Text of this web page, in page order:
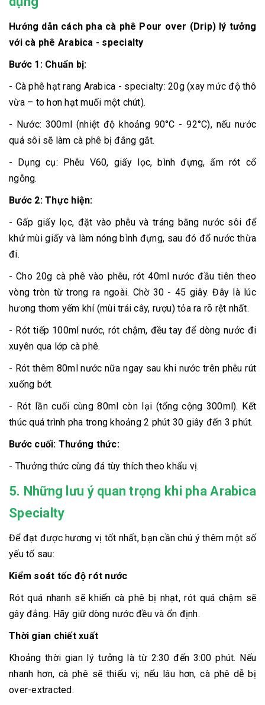
Hướng dẫn cách pha cà phê Pour over (Drip) lý tưởng
với cà phê Arabica - specialty
Bước 1: Chuẩn bị:
- Cà phê hạt rang Arabica - specialty: 20g (xay mức độ thô
vừa – to hơn hạt muối một chút).
- Nước: 300ml (nhiệt độ khoảng 90°C - 92°C), nếu nước
quá sôi sẽ làm cà phê bị đắng gắt.
- Dụng cụ: Phễu V60, giấy lọc, bình đựng, ấm rót cổ
ngỗng.
Bước 2: Thực hiện:
- Gấp giấy lọc, đặt vào phễu và tráng bằng nước sôi để
khử mùi giấy và làm nóng bình đựng, sau đó đổ nước thừa
đi.
- Cho 20g cà phê vào phễu, rót 40ml nước đầu tiên theo
vòng tròn từ trong ra ngoài. Chờ 30 - 45 giây. Đây là lúc
hương thơm yếm khí (mùi trái cây, rượu) tỏa ra rõ rệt nhất.
- Rót tiếp 100ml nước, rót chậm, đều tay để dòng nước đi
xuyên qua lớp cà phê.
- Rót thêm 80ml nước nữa ngay sau khi nước trên phễu rút
xuống bớt.
- Rót lần cuối cùng 80ml còn lại (tổng cộng 300ml). Kết
thúc quá trình pha trong khoảng 2 phút 30 giây đến 3 phút.
Bước cuối: Thưởng thức:
- Thưởng thức cùng đá tùy thích theo khẩu vị.
5. Những lưu ý quan trọng khi pha Arabica
Specialty
Để đạt được hương vị tốt nhất, bạn cần chú ý thêm một số
yếu tố sau:
Kiểm soát tốc độ rót nước
Rót quá nhanh sẽ khiến cà phê bị nhạt, rót quá chậm sẽ
gây đắng. Hãy giữ dòng nước đều và ổn định.
Thời gian chiết xuất
Khoảng thời gian lý tưởng là từ 2:30 đến 3:00 phút. Nếu
nhanh hơn, cà phê sẽ thiếu vị; nếu lâu hơn, cà phê dễ bị
over-extracted.